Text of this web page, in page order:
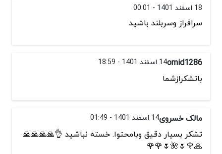
18 اسفند 1401 - 00:01
سرافراز وسربلند باشید
omid128614 اسفند 1401 - 18:59
باتشکرازشما
مالک خسروی14 اسفند 1401 - 01:49
تشکر بسیار دقیق وبامحتوا. خسته نباشید 👌🙏🙏🙏🙏
🙏🌹🌷🌺🌷🌹🌹